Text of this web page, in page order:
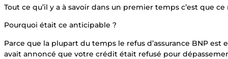
Tout ce qu’il y a à savoir dans un premier temps c’est que
Pourquoi était ce anticipable ?
Parce que la plupart du temps le refus d’assurance BNP
avait annoncé que votre crédit était refusé pour